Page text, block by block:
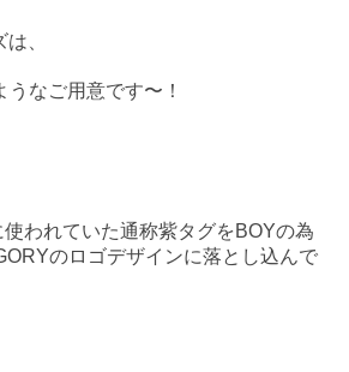
、
なご用意です〜！
われていた通称紫タグをBOYの為
のロゴデザインに落とし込んで